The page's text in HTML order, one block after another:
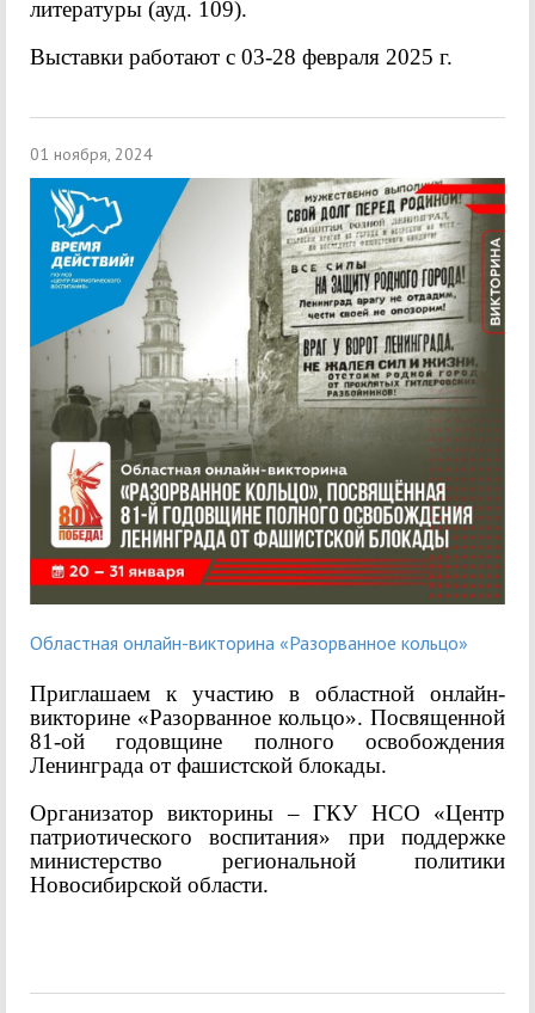
литературы (ауд. 109).
Выставки работают с 03-28 февраля 2025 г.
01 ноября, 2024
Областная онлайн-викторина «Разорванное кольцо»
Приглашаем к участию в областной онлайн-
викторине «Разорванное кольцо». Посвященной
81-ой годовщине полного освобождения
Ленинграда от фашистской блокады.
Организатор викторины – ГКУ НСО «Центр
патриотического воспитания» при поддержке
министерство региональной политики
Новосибирской области.